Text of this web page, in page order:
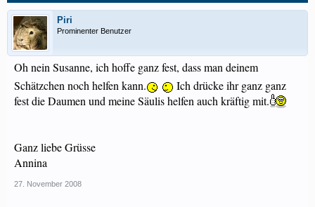
Piri
Prominenter Benutzer
Oh nein Susanne, ich hoffe ganz fest, dass man deinem
Schätzchen noch helfen kann.
Ich drücke ihr ganz ganz
fest die Daumen und meine Säulis helfen auch kräftig mit.
Ganz liebe Grüsse
Annina
27. November 2008